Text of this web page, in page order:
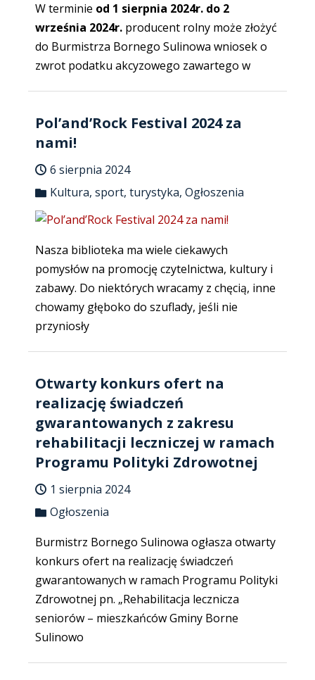
W terminie od 1 sierpnia 2024r. do 2
września 2024r. producent rolny może złożyć
do Burmistrza Bornego Sulinowa wniosek o
zwrot podatku akcyzowego zawartego w
Pol’and’Rock Festival 2024 za
nami!
6 sierpnia 2024
Kultura, sport, turystyka, Ogłoszenia
Nasza biblioteka ma wiele ciekawych
pomysłów na promocję czytelnictwa, kultury i
zabawy. Do niektórych wracamy z chęcią, inne
chowamy głęboko do szuflady, jeśli nie
przyniosły
Otwarty konkurs ofert na
realizację świadczeń
gwarantowanych z zakresu
rehabilitacji leczniczej w ramach
Programu Polityki Zdrowotnej
1 sierpnia 2024
Ogłoszenia
Burmistrz Bornego Sulinowa ogłasza otwarty
konkurs ofert na realizację świadczeń
gwarantowanych w ramach Programu Polityki
Zdrowotnej pn. „Rehabilitacja lecznicza
seniorów – mieszkańców Gminy Borne
Sulinowo